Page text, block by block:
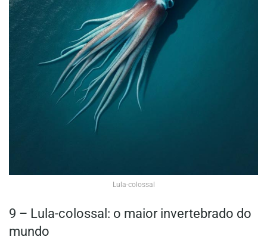
Lula-colossal
9 – Lula-colossal: o maior invertebrado do
mundo